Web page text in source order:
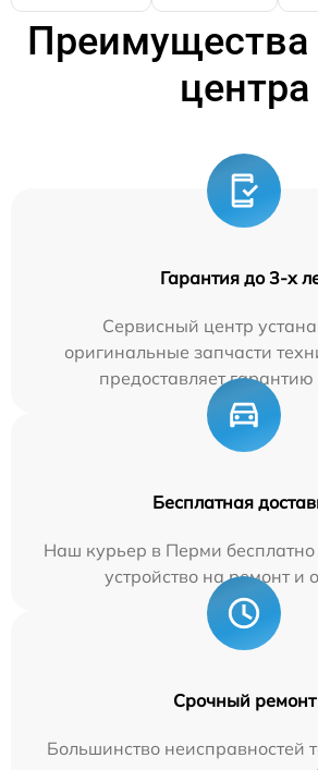
Преимущества
центра
Гарантия до 3-х
Сервисный центр
оригинальные запчасти
предоставляет гарантию
Бесплатная
Наш курьер в Перми бесплатно
устройство на ремонт и
Срочный ремонт
Большинство неисправностей